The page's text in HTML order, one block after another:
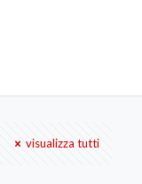
visualizza tutti